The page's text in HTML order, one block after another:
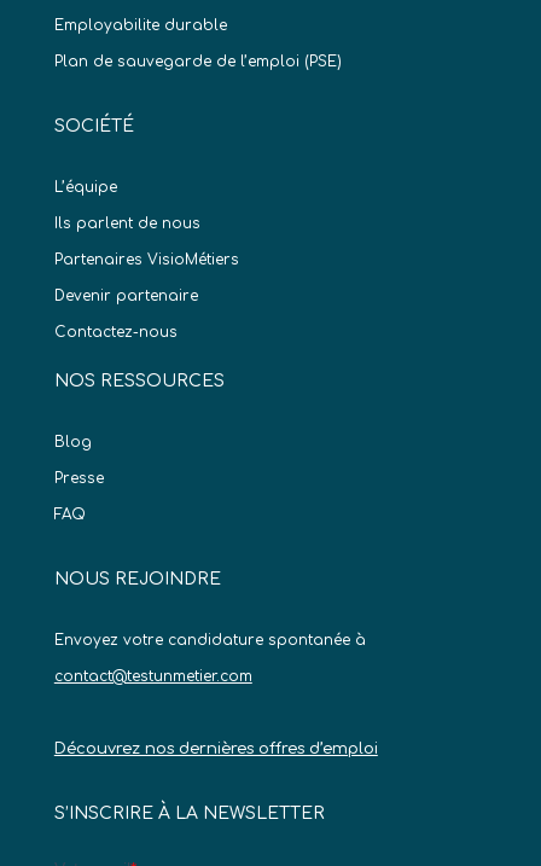
Employabilite durable
Plan de sauvegarde de l’emploi (PSE)
SOCIÉTÉ
L’équipe
Ils parlent de nous
Partenaires VisioMétiers
Devenir partenaire
Contactez-nous
NOS RESSOURCES
Blog
Presse
FAQ
NOUS REJOINDRE
Envoyez votre candidature spontanée à
contact@testunmetier.com
Découvrez nos dernières offres d’emploi
S’INSCRIRE À LA NEWSLETTER